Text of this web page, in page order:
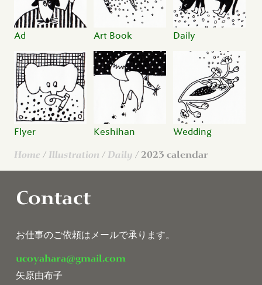
Ad Art Book Daily
Flyer Keshihan Wedding
Home / Illustration / Daily / 2023 calendar
Contact
お仕事のご依頼はメールで承ります。
ucoyahara@gmail.com
矢原由布子